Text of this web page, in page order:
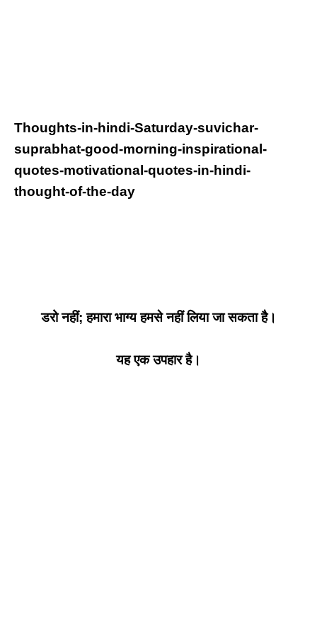
Thoughts-in-hindi-Saturday-suvichar-
suprabhat-good-morning-inspirational-
quotes-motivational-quotes-in-hindi-
thought-of-the-day
डरो नहीं; हमारा भाग्य हमसे नहीं लिया जा सकता है।
यह एक उपहार है।